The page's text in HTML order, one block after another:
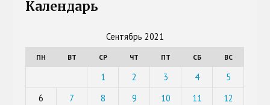
Календарь
Сентябрь 2021
ПН ВТ СР ЧТ ПТ СБ ВС
1 2 3 4
5
6
7 8 9 10 11
12